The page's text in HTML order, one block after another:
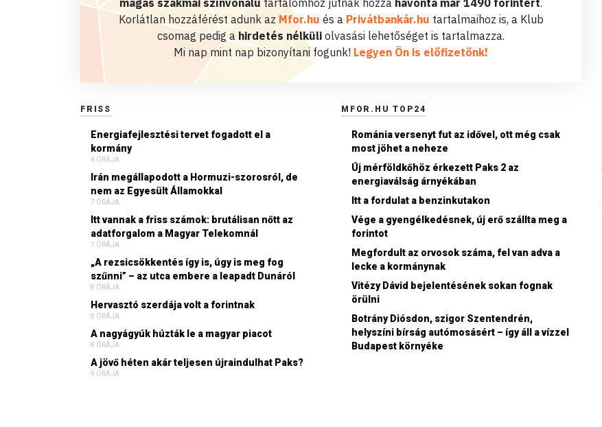
magas szakmai színvonalú tartalomhoz jutnak hozzá havonta már 1490 forintért.
Korlátlan hozzáférést adunk az Mfor.hu és a Privátbankár.hu tartalmaihoz is, a Klub
csomag pedig a hirdetés nélküli olvasási lehetőséget is tartalmazza.
Mi nap mint nap bizonyítani fogunk! Legyen Ön is előfizetőnk!
FRISS
Energiafejlesztési tervet fogadott el a
kormány
6 ÓRÁJA
Irán megállapodott a Hormuzi-szorosról, de
nem az Egyesült Államokkal
7 ÓRÁJA
Itt vannak a friss számok: brutálisan nőtt az
adatforgalom a Magyar Telekomnál
7 ÓRÁJA
„A rezsicsökkentés így is, úgy is meg fog
szűnni” – az utca embere a leapadt Dunáról
8 ÓRÁJA
Hervasztó szerdája volt a forintnak
8 ÓRÁJA
A nagyágyúk húzták le a magyar piacot
8 ÓRÁJA
A jövő héten akár teljesen újraindulhat Paks?
9 ÓRÁJA
MFOR.HU TOP24
Románia versenyt fut az idővel, ott még csak
most jöhet a neheze
Új mérföldkőhöz érkezett Paks 2 az
energiaválság árnyékában
Itt a fordulat a benzinkutakon
Vége a gyengélkedésnek, új erő szállta meg a
forintot
Megfordult az orvosok száma, fel van adva a
lecke a kormánynak
Vitézy Dávid bejelentésének sokan fognak
örülni
Botrány Diósdon, szigor Szentendrén,
helyszíni bírság autómosásért – így áll a vízzel
Budapest környéke